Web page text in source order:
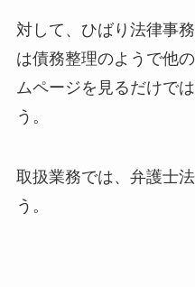
対して、ひばり法律事
は債務整理のようで他
ムページを見るだけで
う。
取扱業務では、弁護士
う。